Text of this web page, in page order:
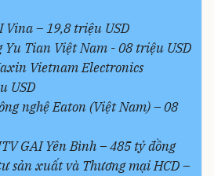
Vina – 19,8 triệu USD
Yu Tian Việt Nam - 08 triệu USD
Vietnam Electronics
USD
nghệ Eaton (Việt Nam) – 08
GAI Yên Bình – 485 tỷ đồng
sản xuất và Thương mại HCD –